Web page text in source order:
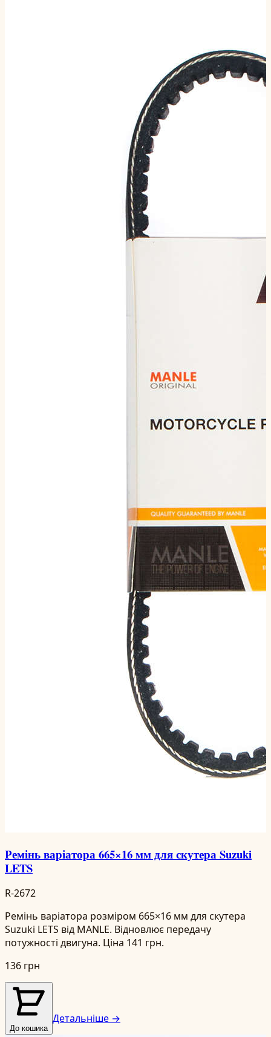
Ремінь варіатора 665×16 мм для скутера Suzuki
LETS
R-2672
Ремінь варіатора розміром 665×16 мм для скутера
Suzuki LETS від MANLE. Відновлює передачу
потужності двигуна. Ціна 141 грн.
136 грн
До кошика
Детальніше →